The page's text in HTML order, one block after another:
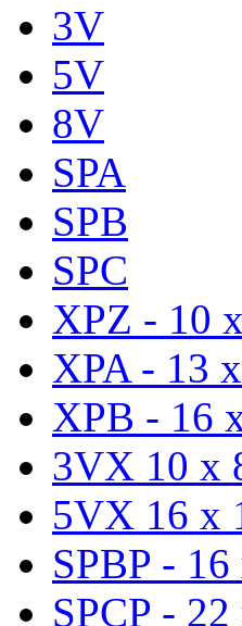
3V
5V
8V
SPA
SPB
SPC
XPZ - 10
XPA - 13
XPB - 16
3VX 10 x
5VX 16 x
SPBP -
SPCP -